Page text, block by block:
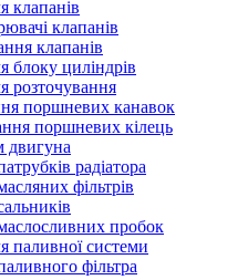
клапанів
клапанів
клапанів
блоку циліндрів
розточування
поршневих канавок
поршневих кілець
двигуна
радіатора
фільтрів
пробок
паливної системи
фільтра